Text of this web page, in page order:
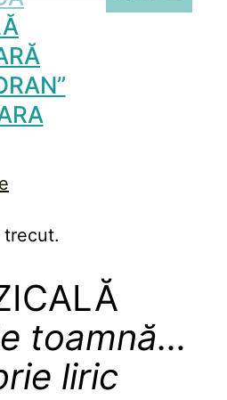
toamnă…
liric